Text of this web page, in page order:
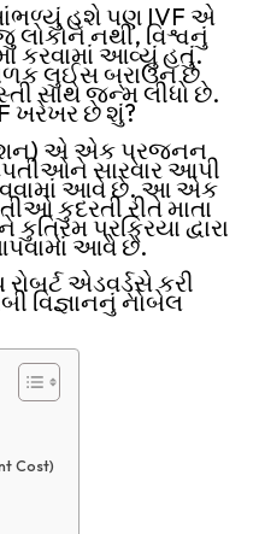
હશે પણ IVF એ
લોકોને નથી, વિશ્વનું
કરવામાં આવ્યું હતું.
લુઈસ બ્રાઉન છે
સાથે જન્મ લીધો છે.
ખરેખર છે શું?
એ એક પ્રજનન
સારવાર આપી
આવે છે. આ એક
કુદરતી રીતે માતા
પ્રક્રિયા દ્વારા
આવે છે.
એડવર્ડ્સે કરી
વિજ્ઞાનનું નોબેલ
Cost)